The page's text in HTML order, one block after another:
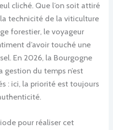
cliché. Que l’on soit attiré
technicité de la viticulture
forestier, le voyageur
d’avoir touché une
En 2026, la Bourgogne
du temps n’est
: ici, la priorité est toujours
pour réaliser cet